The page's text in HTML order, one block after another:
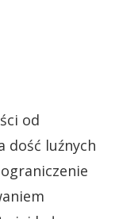
od
dość luźnych